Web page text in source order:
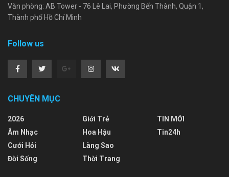
Văn phòng: AB Tower - 76 Lê Lai, Phường Bến Thành, Quận 1,
Thành phố Hồ Chí Minh
Follow us
CHUYÊN MỤC
2026
Âm Nhạc
Cưới Hỏi
Đời Sống
Giới Trẻ
Hoa Hậu
Làng Sao
Thời Trang
TIN MỚI
Tin24h